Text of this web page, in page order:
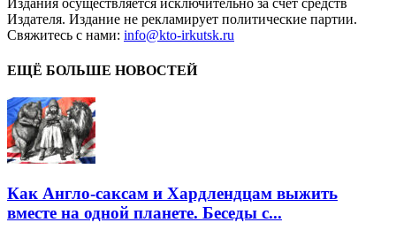
Издания осуществляется исключительно за счет средств
Издателя. Издание не рекламирует политические партии.
Свяжитесь с нами: info@kto-irkutsk.ru
ЕЩЁ БОЛЬШЕ НОВОСТЕЙ
Как Англо-саксам и Хардлендцам выжить
вместе на одной планете. Беседы с...